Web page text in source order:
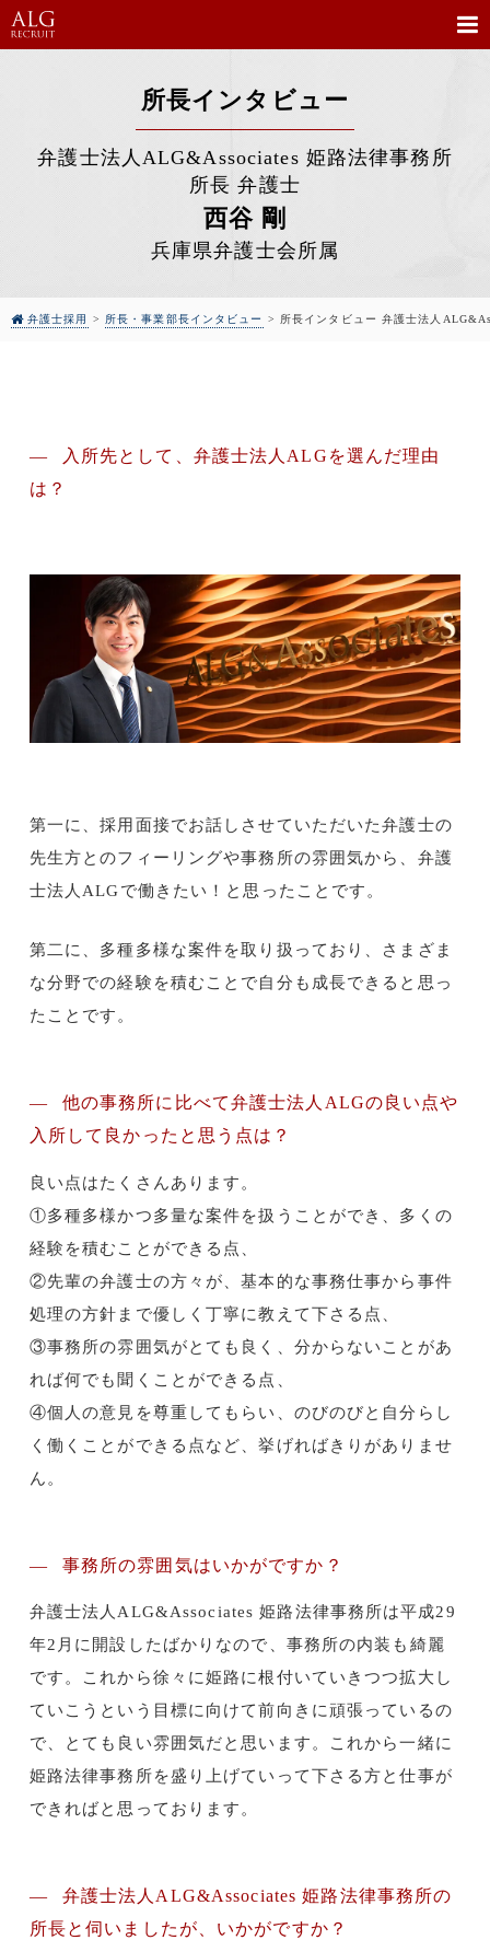
弁護士法人ALG&Associates 姫路法律事務所
所長 弁護士
西谷 剛
兵庫県弁護士会所属
弁護士採用 > 所長・事業部長インタビュー > 所長インタビュー 弁護士法人
入所先として、弁護士法人ALGを選んだ理由
は？
第一に、採用面接でお話しさせていただいた弁護士の
先生方とのフィーリングや事務所の雰囲気から、弁護
士法人ALGで働きたい！と思ったことです。
第二に、多種多様な案件を取り扱っており、さまざま
な分野での経験を積むことで自分も成長できると思っ
たことです。
他の事務所に比べて弁護士法人ALGの良い点や
入所して良かったと思う点は？
良い点はたくさんあります。
①多種多様かつ多量な案件を扱うことができ、多くの
経験を積むことができる点、
②先輩の弁護士の方々が、基本的な事務仕事から事件
処理の方針まで優しく丁寧に教えて下さる点、
③事務所の雰囲気がとても良く、分からないことがあ
れば何でも聞くことができる点、
④個人の意見を尊重してもらい、のびのびと自分らし
く働くことができる点など、挙げればきりがありませ
ん。
事務所の雰囲気はいかがですか？
弁護士法人ALG&Associates 姫路法律事務所は平成29
年2月に開設したばかりなので、事務所の内装も綺麗
です。
これから徐々に姫路に根付いていきつつ拡大し
ていこうという目標に向けて前向きに頑張っているの
で、とても良い雰囲気だと思います。これから一緒に
姫路法律事務所を盛り上げていって下さる方と仕事が
できればと思っております。
弁護士法人ALG&Associates 姫路法律事務所の
所長と伺いましたが、いかがですか？